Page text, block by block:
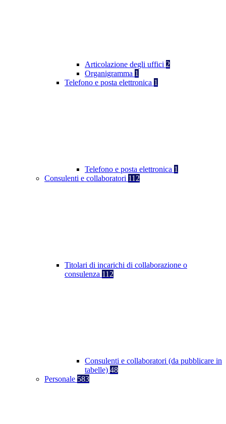
Articolazione degli uffici 2
Organigramma 1
Telefono e posta elettronica 1
Telefono e posta elettronica 1
Consulenti e collaboratori 112
Titolari di incarichi di collaborazione o
consulenza 112
Consulenti e collaboratori (da pubblicare in
tabelle) 48
Personale 583